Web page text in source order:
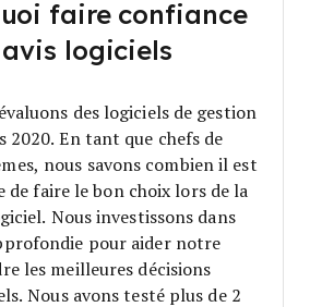
faire confiance
logiciels
des logiciels de gestion
2020. En tant que chefs de
nous savons combien il est
faire le bon choix lors de la
Nous investissons dans
pour aider notre
les meilleures décisions
Nous avons testé plus de 2